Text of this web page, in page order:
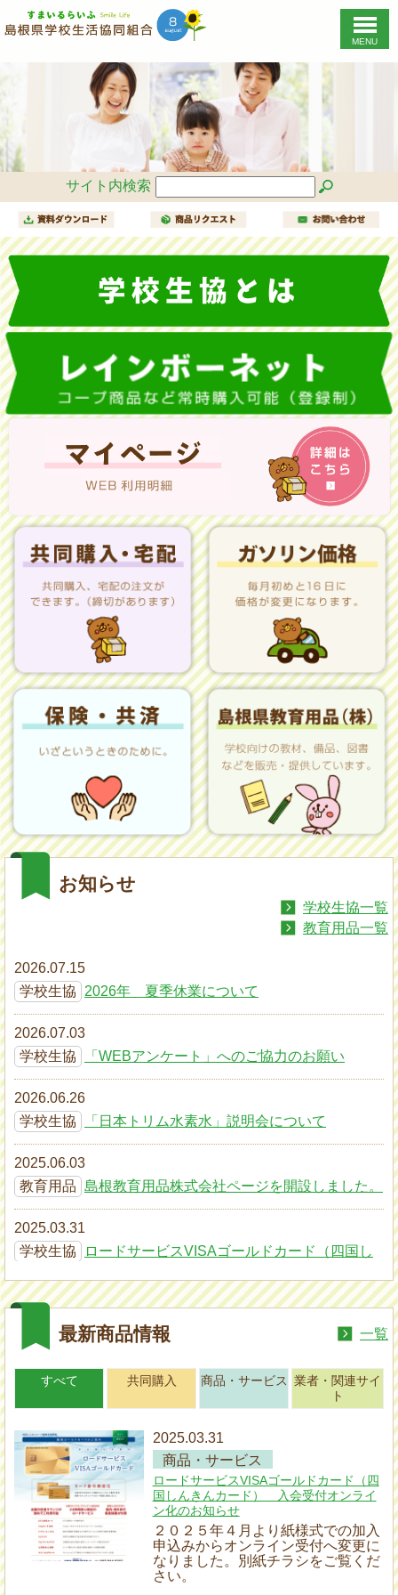
このページの本文へ
県
学
校
生
協
す
い
ら
い
ふ
MENU
サイト内検索
お知らせ
学校生協一覧
教育用品一覧
2026.07.15
学校生協
2026年 夏季休業について
2026.07.03
学校生協
「WEBアンケート」へのご協力のお願い
2026.06.26
学校生協
「日本トリム水素水」説明会について
2025.06.03
教育用品 島根教育用品株式会社ページを開設しました。
2025.03.31
学校生協
ロードサービスVISAゴールドカード（四国し
2024.01.26
学校生協 組合員番号８桁化について（お知らせ）
2022.08.22
2020.07.27
学校生協 除菌消臭リバティシュシュ 新型コロナウィル
スの不活化効果試験についてお知らせしております
2020.07.20
学校生協 2020年4月1日から改正民法が施行となります
最新商品情報 一覧
すべて 共同購入 商品・サービス 業者・関連サイ
ト
2025.03.31
商品・サービス
ロードサービスVISAゴールドカード（四
国しんきんカード） 入会受付オンライ
ン化のお知らせ
２０２５年４月より紙様式での加入
申込みからオンライン受付へ変更に
なりました。別紙チラシをご覧くだ
さい。